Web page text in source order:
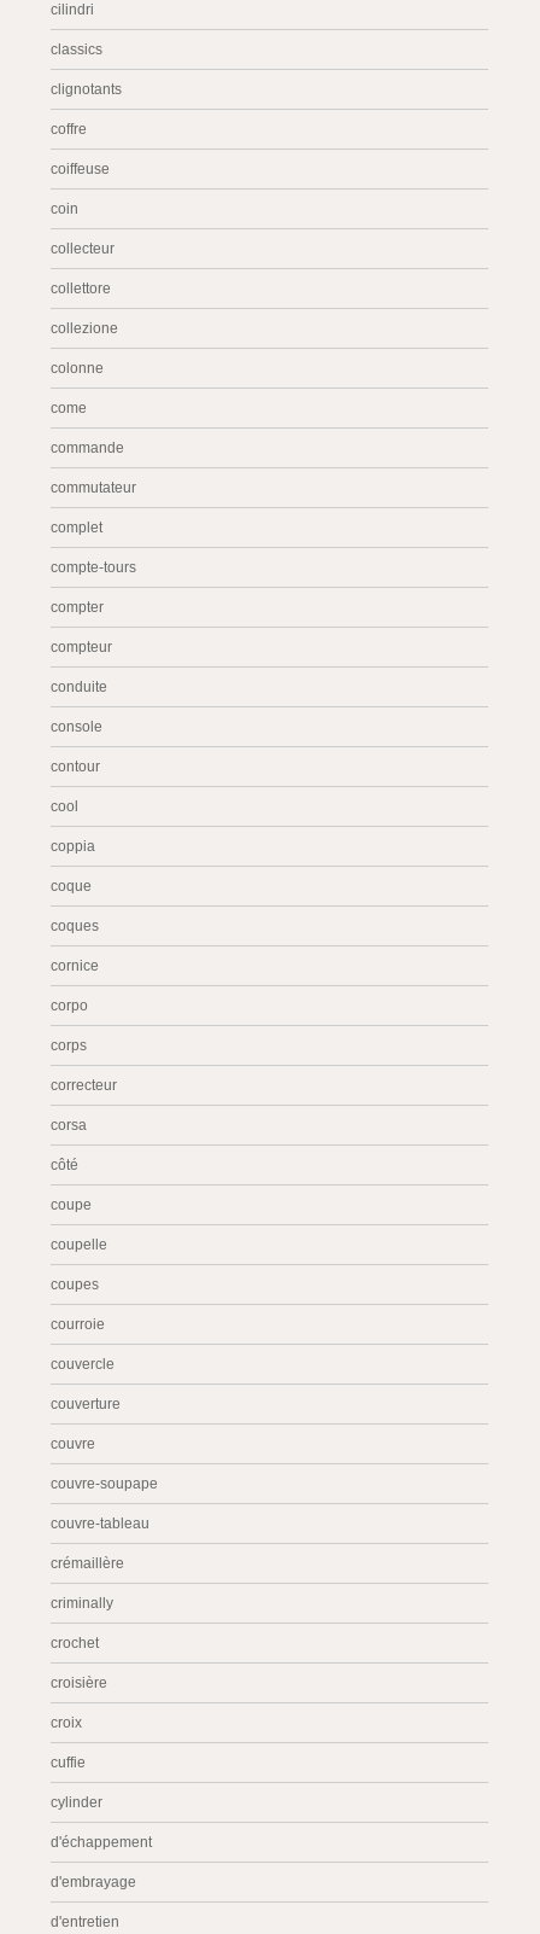
cilindri
classics
clignotants
coffre
coiffeuse
coin
collecteur
collettore
collezione
colonne
come
commande
commutateur
complet
compte-tours
compter
compteur
conduite
console
contour
cool
coppia
coque
coques
cornice
corpo
corps
correcteur
corsa
côté
coupe
coupelle
coupes
courroie
couvercle
couverture
couvre
couvre-soupape
couvre-tableau
crémaillère
criminally
crochet
croisière
croix
cuffie
cylinder
d'échappement
d'embrayage
d'entretien